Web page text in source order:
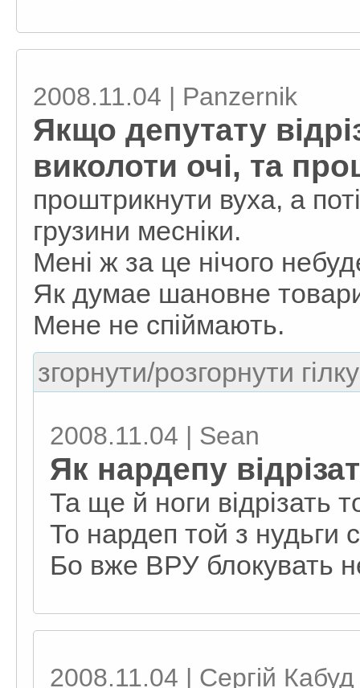
2008.11.04 | Panzernik
Якщо депутату
виколоти очі, та
проштрикнути вуха, а
грузини месніки.
Мені ж за це нічого
Як думае шановне
Мене не спіймають.
згорнути/розгорнути
2008.11.04 | Sean
Як нардепу
Та ще й ноги відрізать
То нардеп той з нудьги
Бо вже ВРУ блокувать
2008.11.04 | Сергій Кабуд